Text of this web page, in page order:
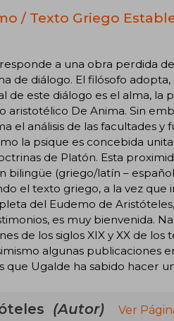
/ Texto Griego
a una obra perdida
de diálogo. El filósofo
de este diálogo es el alma, la
De Anima. Sin
el análisis de las facultades
la psique es concebida
de Platón. Esta
bilingüe (griego/latín –
el texto griego, a la vez
del Eudemo de
es muy bienvenida.
de los siglos XIX y XX de
algunas publicaciones
Ugalde ha sabido hacer
(Autor)
Ver